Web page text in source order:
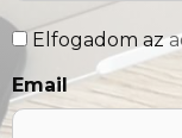
Adatvédelem
Elfogadom az
Email